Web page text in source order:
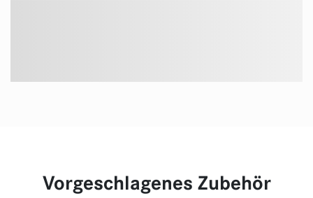
Vorgeschlagenes Zubehör